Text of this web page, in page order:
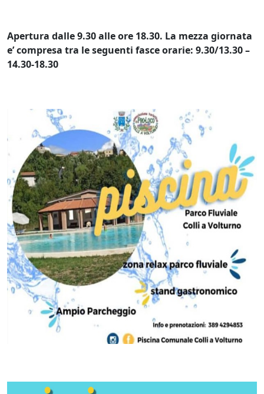
Apertura dalle 9.30 alle ore 18.30. La mezza giornata
e’ compresa tra le seguenti fasce orarie: 9.30/13.30 –
14.30-18.30